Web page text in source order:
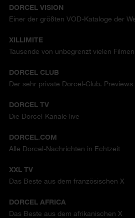
DORCEL VISION
Einer der größten VOD-Kataloge der
XILLIMITE
Tausende von unbegrenzt vielen Filmen
DORCEL CLUB
Der sehr private Dorcel-Club.
DORCEL TV
Die Dorcel-Kanäle live
DORCEL.COM
Alle Dorcel-Nachrichten in Echtzeit
XXL TV
Das Beste aus dem französischen X
DORCEL AFRICA
Das Beste aus dem afrikanischen X